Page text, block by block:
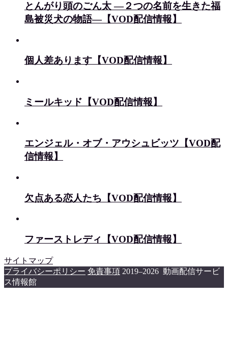
とんがり頭のごん太 ―２つの名前を生きた福
島被災犬の物語―【VOD配信情報】
個人差あります【VOD配信情報】
ミールキッド【VOD配信情報】
エンジェル・オブ・アウシュビッツ【VOD配
信情報】
欠点ある恋人たち【VOD配信情報】
ファーストレディ【VOD配信情報】
サイトマップ
プライバシーポリシー 免責事項 2019–2026 動画配信サービ
ス情報館